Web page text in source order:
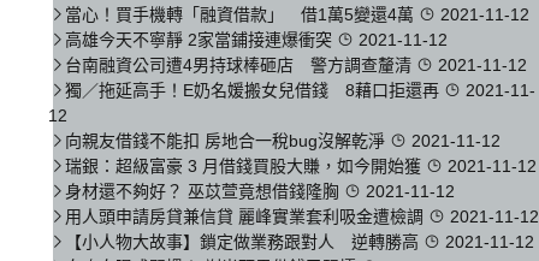
當心！買手機轉「融資借款」 借1萬5變還4萬
2021-11-12
高雄今天不寧靜 2家當鋪接連爆衝突
2021-11-12
台南融資公司遭4男持球棒砸店 警方調查釐清
2021-11-12
獨／拖延高手！E奶名媛搬女兒借錢 8藉口拒還再
2021-11-
12
向親友借錢不能扣 房地合一稅bug沒解乾淨
2021-11-12
瑞銀：超級富豪 3 月借錢買股大賺，如今開始獲
2021-11-12
身材還不夠好？ 巫苡萱竟想借錢隆胸
2021-11-12
用人頭申請房貸兼信貸 麗峰實業套利吸金遭檢調
2021-11-12
【小人物大故事】鎖定做業務跟對人 逆轉勝高
2021-11-12